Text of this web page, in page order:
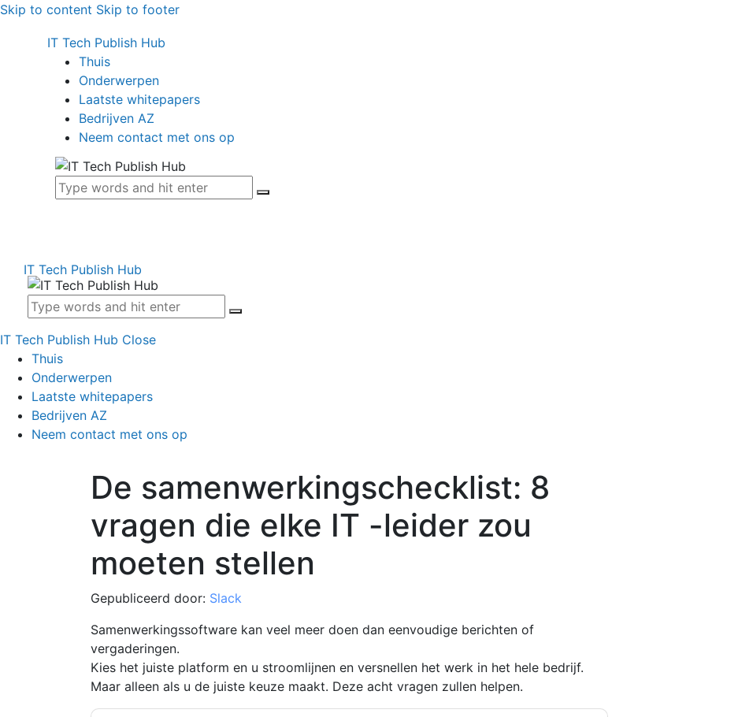
Skip to content Skip to footer
IT Tech Publish Hub
Thuis
Onderwerpen
Laatste whitepapers
Bedrijven AZ
Neem contact met ons op
IT Tech Publish Hub
IT Tech Publish Hub Close
Thuis
Onderwerpen
Laatste whitepapers
Bedrijven AZ
Neem contact met ons op
De samenwerkingschecklist: 8
vragen die elke IT -leider zou
moeten stellen
Gepubliceerd door: Slack
Samenwerkingssoftware kan veel meer doen dan eenvoudige berichten of
vergaderingen.
Kies het juiste platform en u stroomlijnen en versnellen het werk in het hele bedrijf.
Maar alleen als u de juiste keuze maakt. Deze acht vragen zullen helpen.